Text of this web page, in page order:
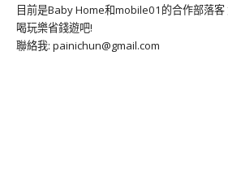
目前是Baby Home和mobile01的合作部落客
喝玩樂省錢遊吧!
聯絡我: painichun@gmail.com